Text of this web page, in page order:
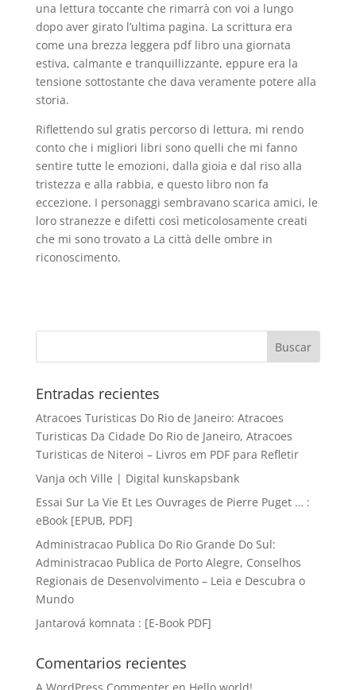
una lettura toccante che rimarrà con voi a lungo
dopo aver girato l’ultima pagina. La scrittura era
come una brezza leggera pdf libro una giornata
estiva, calmante e tranquillizzante, eppure era la
tensione sottostante che dava veramente potere alla
storia.
Riflettendo sul gratis percorso di lettura, mi rendo
conto che i migliori libri sono quelli che mi fanno
sentire tutte le emozioni, dalla gioia e dal riso alla
tristezza e alla rabbia, e questo libro non fa
eccezione. I personaggi sembravano scarica amici, le
loro stranezze e difetti così meticolosamente creati
che mi sono trovato a La città delle ombre in
riconoscimento.
Entradas recientes
Atracoes Turisticas Do Rio de Janeiro: Atracoes
Turisticas Da Cidade Do Rio de Janeiro, Atracoes
Turisticas de Niteroi – Livros em PDF para Refletir
Vanja och Ville | Digital kunskapsbank
Essai Sur La Vie Et Les Ouvrages de Pierre Puget … :
eBook [EPUB, PDF]
Administracao Publica Do Rio Grande Do Sul:
Administracao Publica de Porto Alegre, Conselhos
Regionais de Desenvolvimento – Leia e Descubra o
Mundo
Jantarová komnata : [E-Book PDF]
Comentarios recientes